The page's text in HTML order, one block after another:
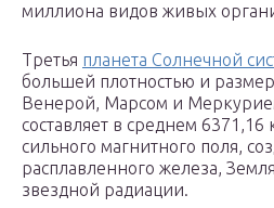
миллиона видов живых
Третья планета Солнечной
большей плотностью и
Венерой, Марсом и
составляет в среднем
сильного магнитного поля,
расплавленного железа,
звездной радиации.